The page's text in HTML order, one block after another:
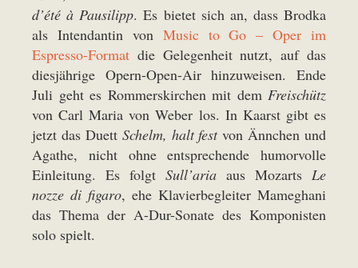
d’été à Pausilipp. Es bietet sich an, dass Brodka
als Intendantin von Music to Go – Oper im
Espresso-Format die Gelegenheit nutzt, auf das
diesjährige Opern-Open-Air hinzuweisen. Ende
Juli geht es Rommerskirchen mit dem Freischütz
von Carl Maria von Weber los. In Kaarst gibt es
jetzt das Duett Schelm, halt festvon Ännchen und
Agathe, nicht ohne entsprechende humorvolle
Einleitung. Es folgt Sull’aria aus Mozarts Le
nozze di figaro, ehe Klavierbegleiter Mameghani
das Thema der A-Dur-Sonate des Komponisten
solo spielt.